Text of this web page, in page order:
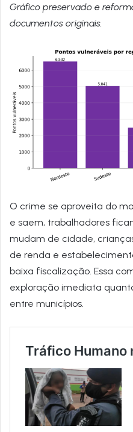
Gráfico preservado e
documentos originais.
O crime se aproveita do
e saem, trabalhadores
mudam de cidade,
de renda e
baixa fiscalização. Essa
exploração imediata
entre municípios.